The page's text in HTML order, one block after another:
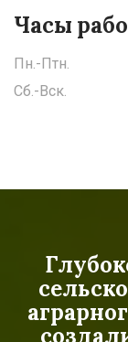
Часы
Пн.-Птн.
Сб.-Вск.